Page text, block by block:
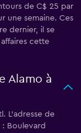
de C$ 25 par
une semaine. Ces
dernier, il se
cette
Alamo à
L’adresse de
Boulevard